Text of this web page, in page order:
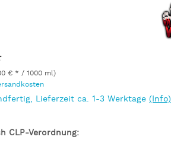
€ * / 1000 ml)
Lieferzeit ca. 1-3 Werktage(Info)
CLP-Verordnung: